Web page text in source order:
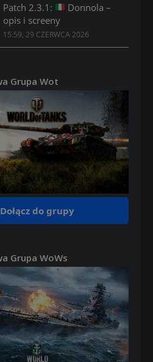
Patch 2.3.1:
Donnola –
opis i screeny
15:59, 29 CZERWCA 2026
Grupa Wot
Dołącz do grupy
Grupa WoWs